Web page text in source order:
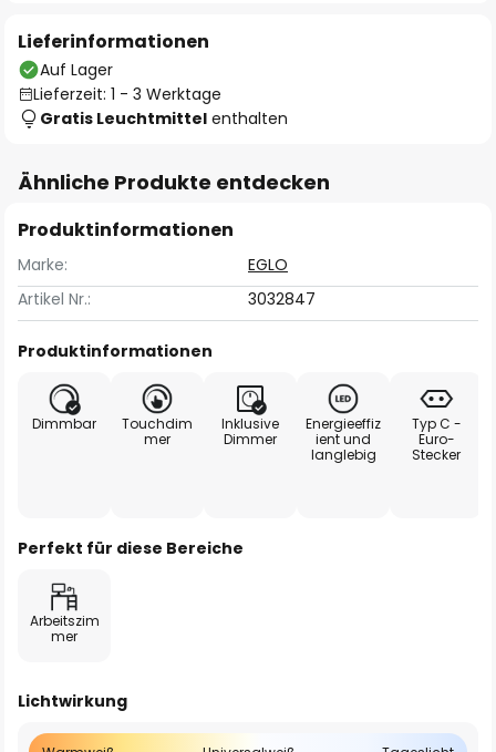
Lieferinformationen
Auf Lager
Lieferzeit: 1 - 3 Werktage
Gratis Leuchtmittel enthalten
Ähnliche Produkte entdecken
Produktinformationen
Marke:
EGLO
Artikel Nr.:
3032847
Produktinformationen
Dimmbar
Touchdim
mer
Inklusive
Dimmer
Energieeffiz
ient und
langlebig
Typ C -
Euro-
Stecker
Perfekt für diese Bereiche
Arbeitszim
mer
Lichtwirkung